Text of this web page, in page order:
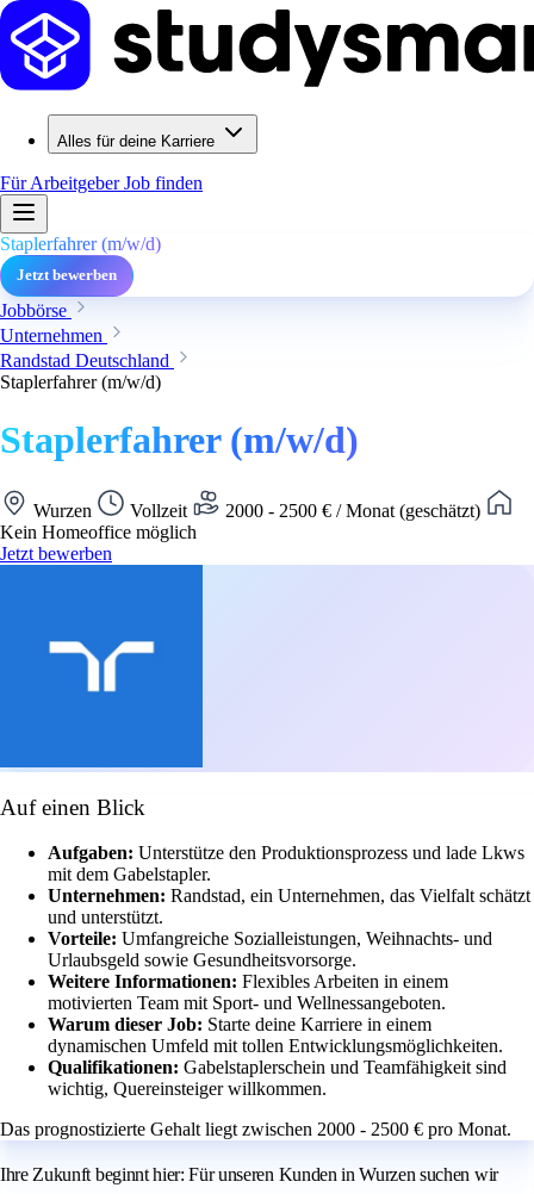
Alles für deine Karriere
Für ArbeitgeberJob finden
Staplerfahrer (m/w/d)
Jetzt bewerben
Jobbörse
Unternehmen
Randstad Deutschland
Staplerfahrer (m/w/d)
Staplerfahrer (m/w/d)
Wurzen Vollzeit
2000 - 2500 € / Monat (geschätzt)
Kein Homeoffice möglich
Jetzt bewerben
Auf einen Blick
Aufgaben: Unterstütze den Produktionsprozess und lade Lkws
mit dem Gabelstapler.
Unternehmen: Randstad, ein Unternehmen, das Vielfalt schätzt
und unterstützt.
Vorteile: Umfangreiche Sozialleistungen, Weihnachts- und
Urlaubsgeld sowie Gesundheitsvorsorge.
Weitere Informationen: Flexibles Arbeiten in einem
motivierten Team mit Sport- und Wellnessangeboten.
Warum dieser Job: Starte deine Karriere in einem
dynamischen Umfeld mit tollen Entwicklungsmöglichkeiten.
Qualifikationen: Gabelstaplerschein und Teamfähigkeit sind
wichtig, Quereinsteiger willkommen.
Das prognostizierte Gehalt liegt zwischen 2000 - 2500 € pro Monat.
Ihre Zukunft beginnt hier: Für unseren Kunden in Wurzen suchen wir